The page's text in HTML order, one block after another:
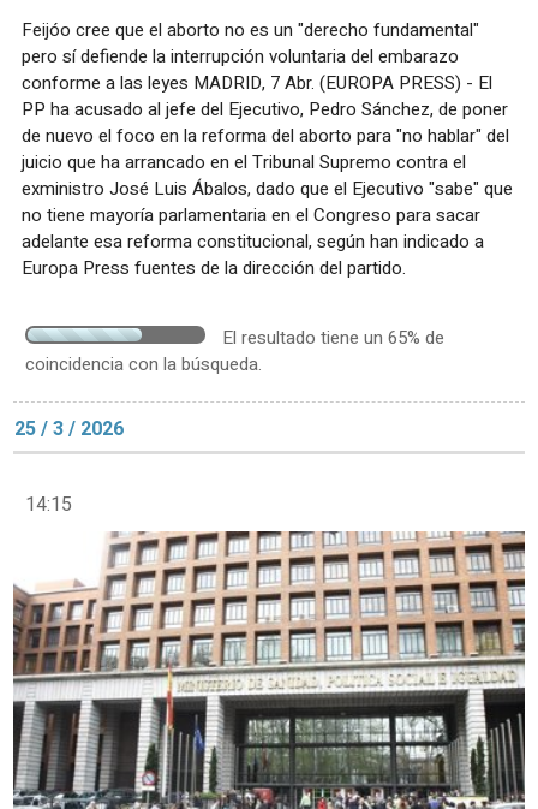
Feijóo cree que el aborto no es un "derecho fundamental"
pero sí defiende la interrupción voluntaria del embarazo
conforme a las leyes MADRID, 7 Abr. (EUROPA PRESS) - El
PP ha acusado al jefe del Ejecutivo, Pedro Sánchez, de poner
de nuevo el foco en la reforma del aborto para "no hablar" del
juicio que ha arrancado en el Tribunal Supremo contra el
exministro José Luis Ábalos, dado que el Ejecutivo "sabe" que
no tiene mayoría parlamentaria en el Congreso para sacar
adelante esa reforma constitucional, según han indicado a
Europa Press fuentes de la dirección del partido.
El resultado tiene un 65% de
coincidencia con la búsqueda.
25 / 3 / 2026
14:15